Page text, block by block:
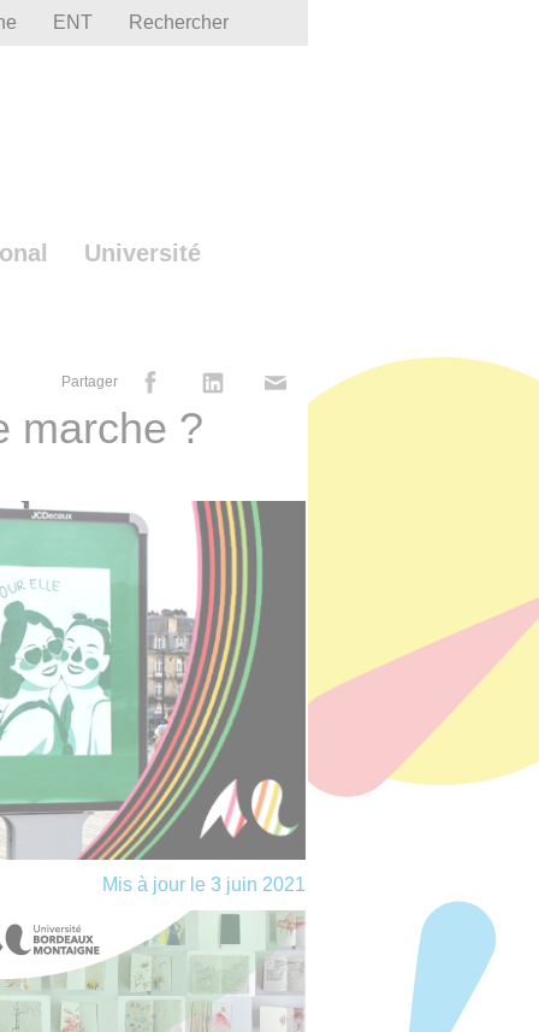
ENT Rechercher
Université
Partager
marche ?
Mis à jour le 3 juin 2021